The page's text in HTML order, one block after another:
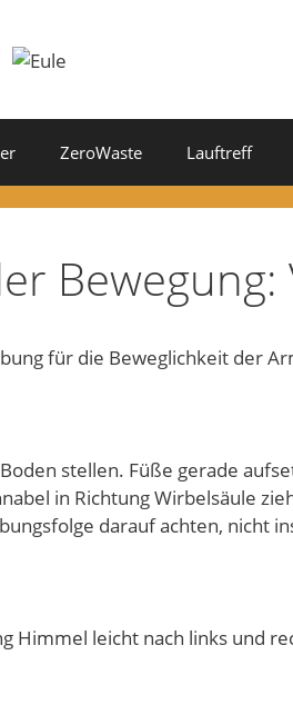
ZeroWaste Lauftreff
Bewegung:
für die Beweglichkeit der
stellen. Füße gerade
in Richtung Wirbelsäule
darauf achten, nicht
Himmel leicht nach links und